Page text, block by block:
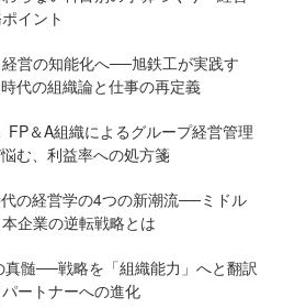
イント
営の知能化へ──旭鉄工が実践す
代の組織論と仕事の再定義
FP＆A組織によるグループ経営管理
む、利益率への処方箋
の経営学の4つの新潮流──ミドル
企業の逆転戦略とは
真髄──戦略を「組織能力」へと翻訳
ートナーへの進化